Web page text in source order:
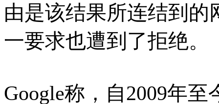
由是该结果所连结到
一要求也遭到了拒绝。
Google称，自2009年至